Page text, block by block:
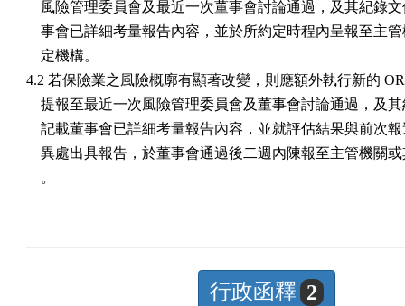
風險管理委員會及最近一次董事會討論通過，及其紀錄
事會已詳細考量報告內容，並於所約定時程內呈報至主
    定機構。
4.2 若保險業之風險概廓有顯著改變，則應額外執行新的
提報至最近一次風險管理委員會及董事會討論通過，及
記載董事會已詳細考量報告內容，並就評估結果與前次
異處出具報告，於董事會通過後二週內陳報至主管機關
    。
行政函釋 2